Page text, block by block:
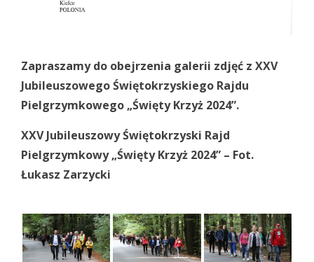
Zapraszamy do obejrzenia galerii zdjęć z XXV
Jubileuszowego Świętokrzyskiego Rajdu
Pielgrzymkowego „Święty Krzyż 2024”.
XXV Jubileuszowy Świętokrzyski Rajd
Pielgrzymkowy „Święty Krzyż 2024” – Fot.
Łukasz Zarzycki